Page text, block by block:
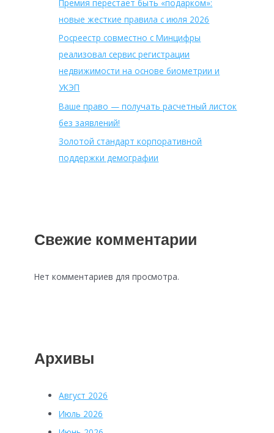
Премия перестает быть «подарком»:
новые жесткие правила с июля 2026
Росреестр совместно с Минцифры
реализовал сервис регистрации
недвижимости на основе биометрии и
УКЭП
Ваше право — получать расчетный листок
без заявлений!
Золотой стандарт корпоративной
поддержки демографии
Свежие комментарии
Нет комментариев для просмотра.
Архивы
Август 2026
Июль 2026